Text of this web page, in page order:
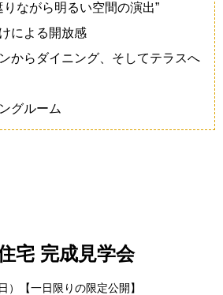
ながら明るい空間の演出”
による開放感
からダイニング、そしてテラスへ
グルーム
宅 完成見学会
）【一日限りの限定公開】